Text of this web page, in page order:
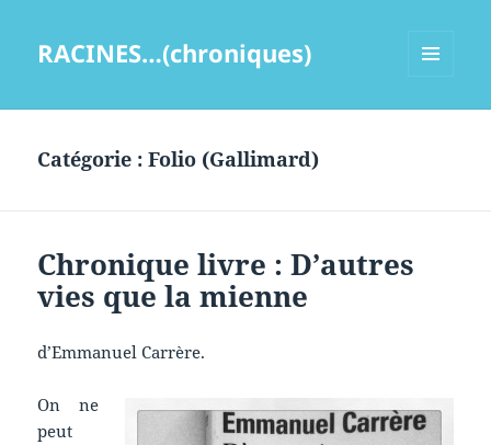
RACINES…(chroniques)
Catégorie :Folio (Gallimard)
Chronique livre : D’autres
vies que la mienne
d’Emmanuel Carrère.
On ne
peut